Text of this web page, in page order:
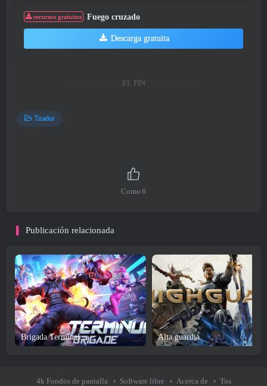
recursos gratuitos Fuego cruzado
Descarga gratuita
EL FIN
Tirador
Como 6
Publicación relacionada
Brigada Terminal Alta guardia
4k Fondos de pantalla Software libre Acerca de Tos